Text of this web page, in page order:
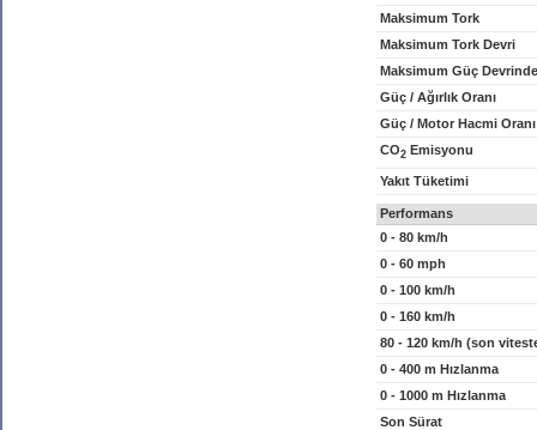
Maksimum Tork
Maksimum Tork Devri
Maksimum Güç
Güç / Ağırlık Oranı
Güç / Motor Hacmi Oranı
CO2 Emisyonu
Yakıt Tüketimi
Performans
0 - 80 km/h
0 - 60 mph
0 - 100 km/h
0 - 160 km/h
80 - 120 km/h (son
0 - 400 m Hızlanma
0 - 1000 m Hızlanma
Son Sürat